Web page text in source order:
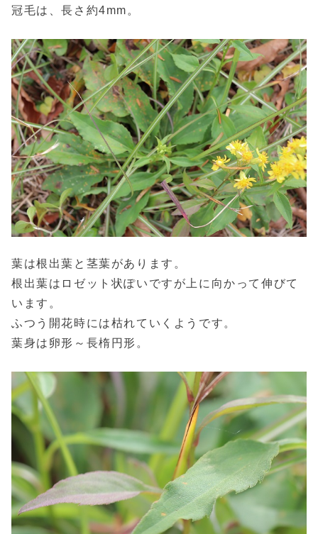
冠毛は、長さ約4mm。
葉は根出葉と茎葉があります。
根出葉はロゼット状ぽいですが上に向かって伸びて
います。
ふつう開花時には枯れていくようです。
葉身は卵形～長楕円形。